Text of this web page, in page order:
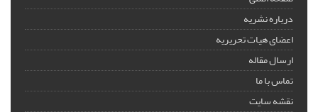
درباره نشریه
اعضای هیات تحریریه
ارسال مقاله
تماس با ما
نقشه سایت